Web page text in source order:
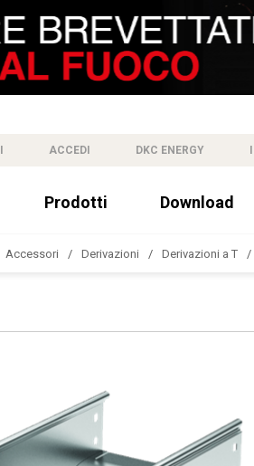
ACCEDI DKC ENERGY
Prodotti Download
Accessori Derivazioni Derivazioni a T